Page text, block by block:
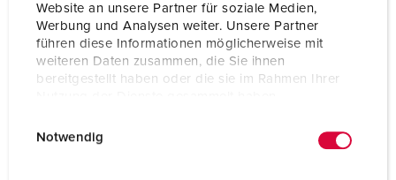
Website an unsere Partner für soziale Medien,
Werbung und Analysen weiter. Unsere Partner
führen diese Informationen möglicherweise mit
weiteren Daten zusammen, die Sie ihnen
bereitgestellt haben oder die sie im Rahmen Ihrer
Notwendig